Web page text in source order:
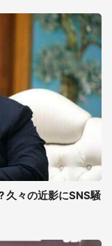
久々の近影にSNS騒